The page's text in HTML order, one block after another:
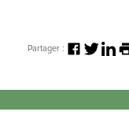
Partager :